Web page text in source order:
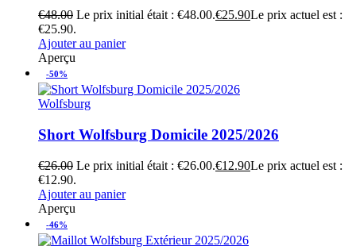
€48.00 Le prix initial était : €48.00.€25.90Le prix actuel est :
€25.90.
Ajouter au panier
Aperçu
-50%
Wolfsburg
Short Wolfsburg Domicile 2025/2026
€26.00 Le prix initial était : €26.00.€12.90Le prix actuel est :
€12.90.
Ajouter au panier
Aperçu
-46%